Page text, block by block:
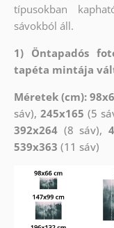
típusokban
sávokból áll.
1) Öntapadós
tapéta mintája
Méretek (cm):
sáv), 245x165 (5
392x264(8 sáv),
539x363 (11 sáv)